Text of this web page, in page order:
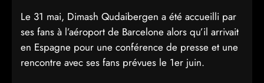
Le 31 mai, Dimash Qudaibergen a été accueilli par
ses fans à l’aéroport de Barcelone alors qu’il arrivait
en Espagne pour une conférence de presse et une
rencontre avec ses fans prévues le 1er juin.